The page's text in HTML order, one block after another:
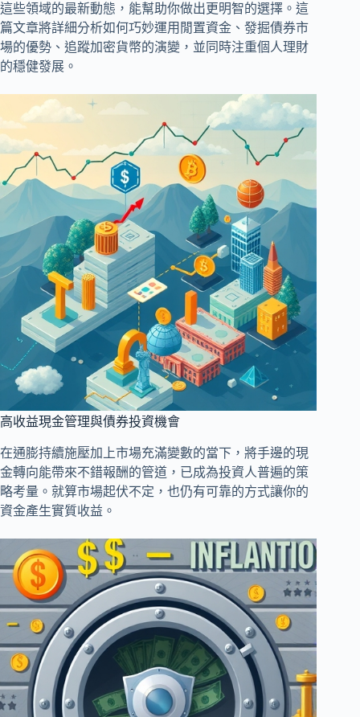
這些領域的最新動態，能幫助你做出更明智的選擇。這
篇文章將詳細分析如何巧妙運用閒置資金、發掘債券市
場的優勢、追蹤加密貨幣的演變，並同時注重個人理財
的穩健發展。
高收益現金管理與債券投資機會
在通膨持續施壓加上市場充滿變數的當下，將手邊的現
金轉向能帶來不錯報酬的管道，已成為投資人普遍的策
略考量。就算市場起伏不定，也仍有可靠的方式讓你的
資金產生實質收益。